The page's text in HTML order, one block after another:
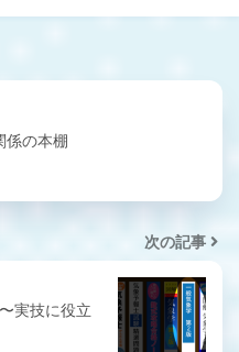
係の本棚
次の記事
実技に役立